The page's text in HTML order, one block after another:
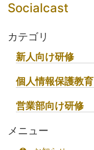
Socialcast
カテゴリ
新人向け研修
個人情報保護教育
営業部向け研修
メニュー